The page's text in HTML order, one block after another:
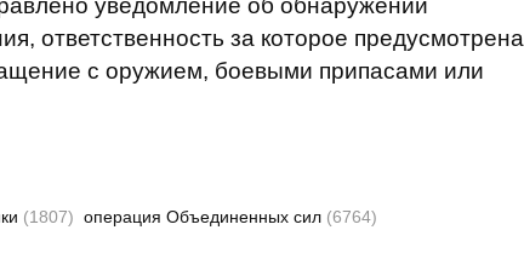
уведомление об обнаружении
ответственность за которое предусмотрена
с оружием, боевыми припасами или
(1807) операция Объединенных сил (6764)